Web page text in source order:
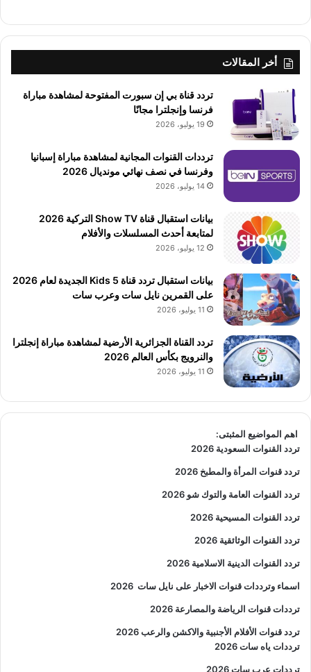
أخر المقالات
تردد قناة بي إن سبورت المفتوحة لمشاهدة مباراة
فرنسا وإنجلترا مجانًا
19 يوليو، 2026
ترددات القنوات المجانية لمشاهدة مباراة إسبانيا
وفرنسا في نصف نهائي مونديال 2026
14 يوليو، 2026
بيانات استقبال قناة Show TV التركية 2026
لمتابعة أحدث المسلسلات والأفلام
12 يوليو، 2026
بيانات استقبال تردد قناة 5 Kids الجديدة لعام 2026
على القمرين نايل سات وعرب سات
11 يوليو، 2026
تردد القناة الجزائرية الأرضية لمشاهدة مباراة إنجلترا
والنرويج بكأس العالم 2026
11 يوليو، 2026
اهم المواضيع المثبتى:
تردد القنوات السعودية 2026
تردد قنوات المرأة والمطبخ 2026
تردد القنوات العامة والتوك شو 2026
تردد القنوات المسيحية 2026
تردد القنوات الوثائقية 2026
تردد القنوات الدينية الاسلامية 2026
اسماء وترددات قنوات الاخبار على نايل سات 2026
ترددات قنوات الرياضة والمصارعة 2026
تردد قنوات الأفلام الأجنبية والاكشن والرعب2026
ترددات ياه سات 2026
ترددات عرب سات 2026